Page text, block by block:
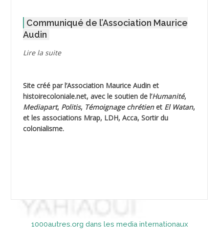
AGOULMINE
AHLOUCHE Mabrouk *
AIBLIED Ahmed
AICHEKADRA Sid Ahmed
AICI (ou AISSI) Laïd
Communiqué de l’Association Maurice
Audin
Lire la suite
Site créé par l’Association Maurice Audinet
histoirecoloniale.net, avec le soutien de l’Humanité,
Mediapart, Politis, Témoignage chrétienet El Watan,
et les associations Mrap, LDH, Acca, Sortir du
colonialisme.
1000autres.org dans les media internationaux